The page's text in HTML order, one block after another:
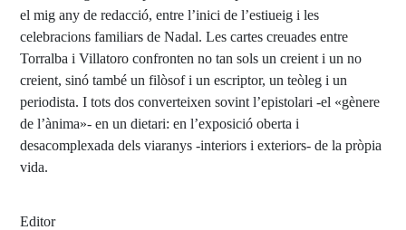
el mig any de redacció, entre l’inici de l’estiueig i les
celebracions familiars de Nadal. Les cartes creuades entre
Torralba i Villatoro confronten no tan sols un creient i un no
creient, sinó també un filòsof i un escriptor, un teòleg i un
periodista. I tots dos converteixen sovint l’epistolari -el «gènere
de l’ànima»- en un dietari: en l’exposició oberta i
desacomplexada dels viaranys -interiors i exteriors- de la pròpia
vida.
Editor